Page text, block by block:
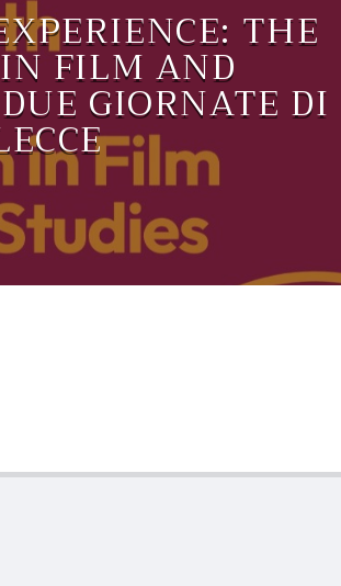
THE
FILM AND
GIORNATE DI